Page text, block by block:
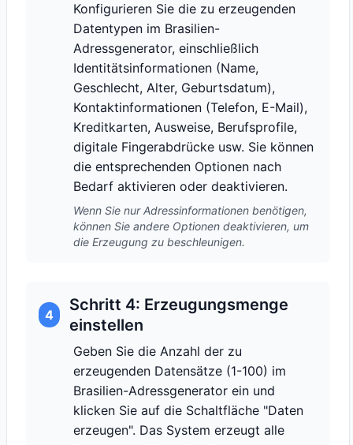
Konfigurieren Sie die zu erzeugenden
Datentypen im Brasilien-
Adressgenerator, einschließlich
Identitätsinformationen (Name,
Geschlecht, Alter, Geburtsdatum),
Kontaktinformationen (Telefon, E-Mail),
Kreditkarten, Ausweise, Berufsprofile,
digitale Fingerabdrücke usw. Sie können
die entsprechenden Optionen nach
Bedarf aktivieren oder deaktivieren.
Wenn Sie nur Adressinformationen benötigen,
können Sie andere Optionen deaktivieren, um
die Erzeugung zu beschleunigen.
4
Schritt 4: Erzeugungsmenge
einstellen
Geben Sie die Anzahl der zu
erzeugenden Datensätze (1-100) im
Brasilien-Adressgenerator ein und
klicken Sie auf die Schaltfläche "Daten
erzeugen". Das System erzeugt alle